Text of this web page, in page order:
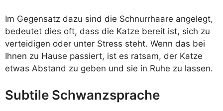
Im Gegensatz dazu sind die Schnurrhaare angelegt,
bedeutet dies oft, dass die Katze bereit ist, sich zu
verteidigen oder unter Stress steht. Wenn das bei
Ihnen zu Hause passiert, ist es ratsam, der Katze
etwas Abstand zu geben und sie in Ruhe zu lassen.
Subtile Schwanzsprache